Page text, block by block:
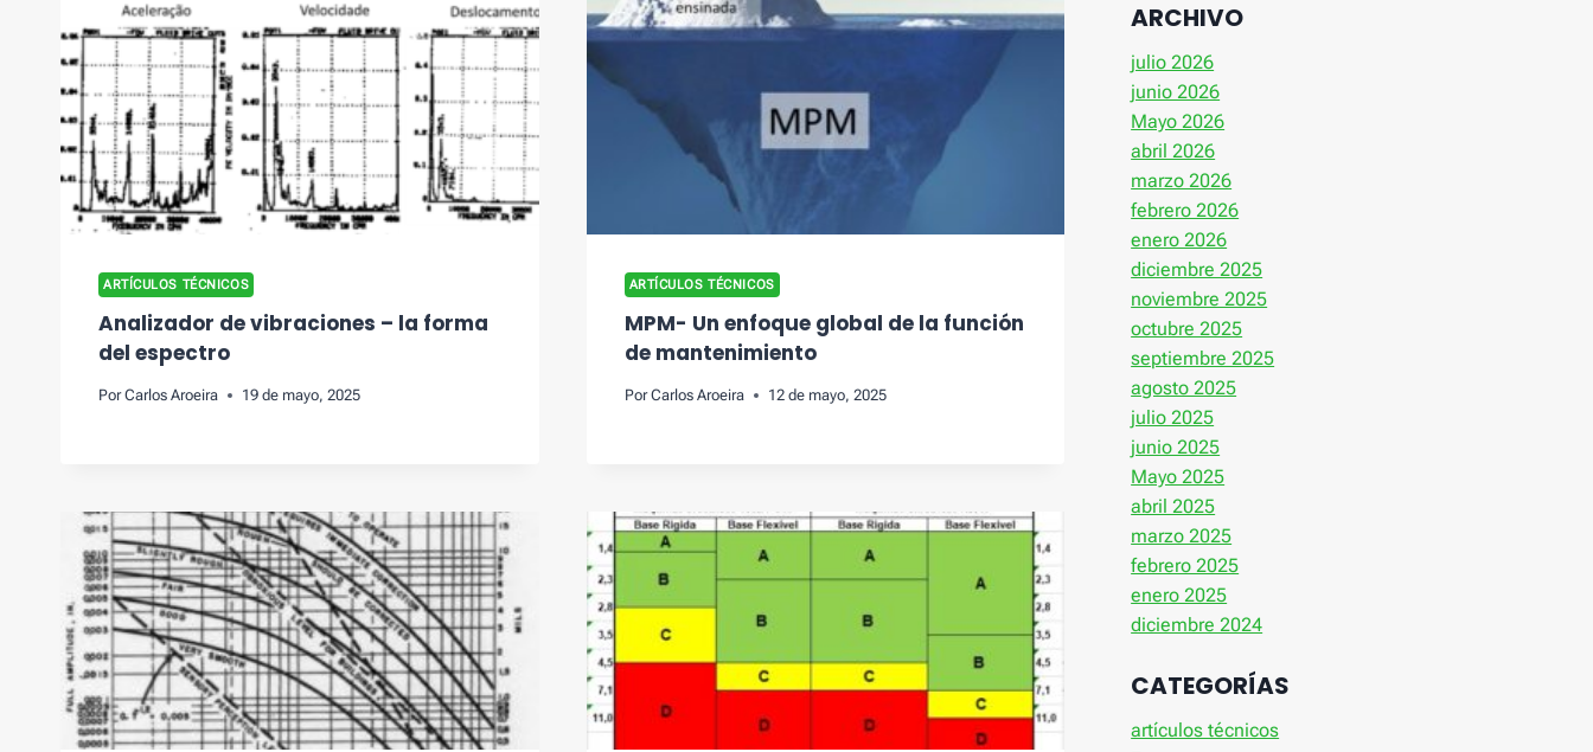
ARTÍCULOS TÉCNICOS
Analizador de vibraciones – la forma
del espectro
Por Carlos Aroeira 19 de mayo, 2025
ARTÍCULOS TÉCNICOS
MPM- Un enfoque global de la función
de mantenimiento
Por Carlos Aroeira 12 de mayo, 2025
ARCHIVO
julio 2026
junio 2026
Mayo 2026
abril 2026
marzo 2026
febrero 2026
enero 2026
diciembre 2025
noviembre 2025
octubre 2025
septiembre 2025
agosto 2025
julio 2025
junio 2025
Mayo 2025
abril 2025
marzo 2025
febrero 2025
enero 2025
diciembre 2024
CATEGORÍAS
artículos técnicos